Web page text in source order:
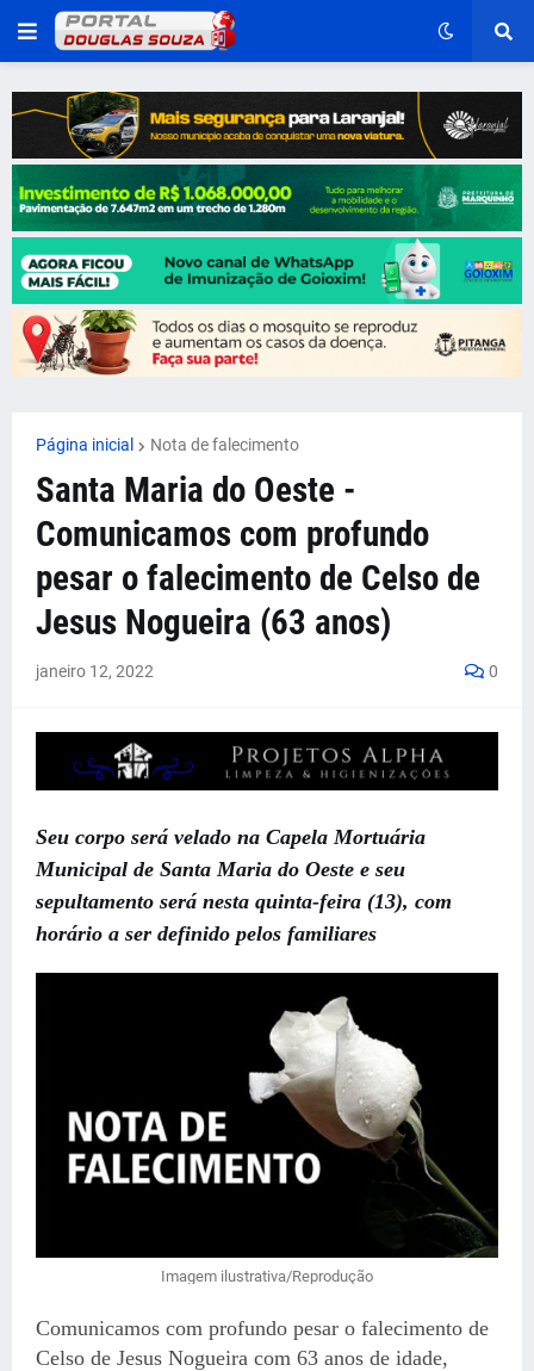
Página inicial Nota de falecimento
Santa Maria do Oeste -
Comunicamos com profundo
pesar o falecimento de Celso de
Jesus Nogueira (63 anos)
janeiro 12, 2022 0
Seu corpo será velado na Capela Mortuária
Municipal de Santa Maria do Oeste e seu
sepultamento será nesta quinta-feira (13), com
horário a ser definido pelos familiares
Imagem ilustrativa/Reprodução
Comunicamos com profundo pesar o falecimento de
Celso de Jesus Nogueira com 63 anos de idade,